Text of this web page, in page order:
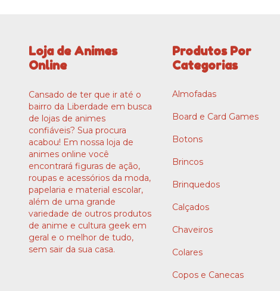
Loja de Animes
Online
Cansado de ter que ir até o
bairro da Liberdade em busca
de lojas de animes
confiáveis? Sua procura
acabou! Em nossa loja de
animes online você
encontrará figuras de ação,
roupas e acessórios da moda,
papelaria e material escolar,
além de uma grande
variedade de outros produtos
de anime e cultura geek em
geral e o melhor de tudo,
sem sair da sua casa.
Produtos Por
Categorias
Almofadas
Board e Card Games
Botons
Brincos
Brinquedos
Calçados
Chaveiros
Colares
Copos e Canecas